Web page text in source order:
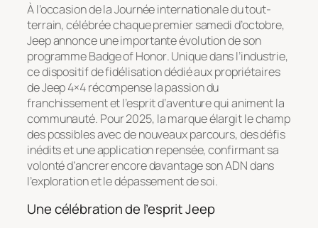
À l’occasion de la Journée internationale du tout-
terrain, célébrée chaque premier samedi d’octobre,
Jeep annonce une importante évolution de son
programmeBadge of Honor. Unique dans l’industrie,
ce dispositif de fidélisation dédié aux propriétaires
de Jeep 4×4 récompense la passion du
franchissement et l’esprit d’aventure qui animent la
communauté. Pour 2025, la marque élargit le champ
des possibles avec de nouveaux parcours, des défis
inédits et une application repensée, confirmant sa
volonté d’ancrer encore davantage son ADN dans
l’exploration et le dépassement de soi.
Une célébration de l’esprit Jeep